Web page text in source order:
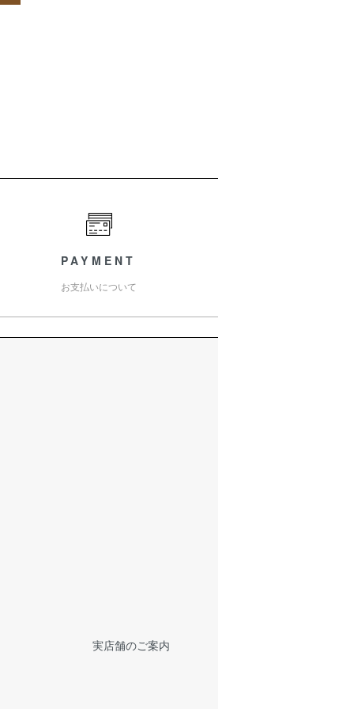
PAYMENT
お支払いについて
実店舗のご案内